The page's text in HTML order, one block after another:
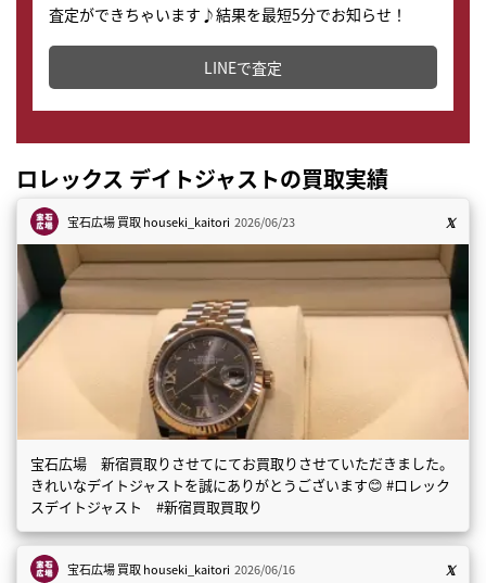
査定ができちゃいます♪結果を最短5分でお知らせ！
どこからでもすぐに査定金額を知ることが出来ます。
LINEで査定
ロレックス デイトジャストの買取実績
宝石広場 買取houseki_kaitori 2026/06/23
宝石広場 新宿買取りさせてにてお買取りさせていただきました。
きれいなデイトジャストを誠にありがとうございます😊 #ロレック
スデイトジャスト #新宿買取買取り
宝石広場 買取houseki_kaitori 2026/06/16